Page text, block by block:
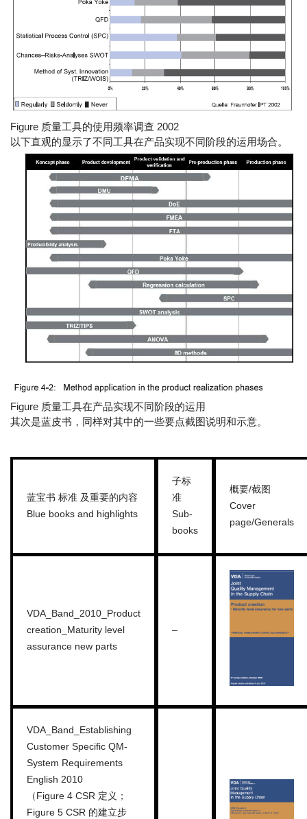
Figure 质量工具的使用频率调查 2002
以下直观的显示了不同工具在产品实现不同阶段的运用场合。
Figure 质量工具在产品实现不同阶段的运用
其次是蓝皮书，同样对其中的一些要点截图说明和示意。
蓝宝书 标准 及重要的内容
Blue books and highlights
子标
准
Sub-
books
概要/截图
Cover
page/Generals
VDA_Band_2010_Product
creation_Maturity level
assurance new parts
–
VDA_Band_Establishing
Customer Specific QM-
System Requirements
English 2010
（Figure 4 CSR 定义；
Figure 5 CSR 的建立步